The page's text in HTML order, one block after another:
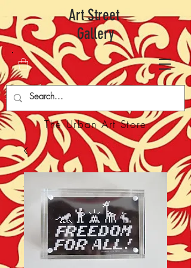
Art Street
Gallery
The Urban Art Store